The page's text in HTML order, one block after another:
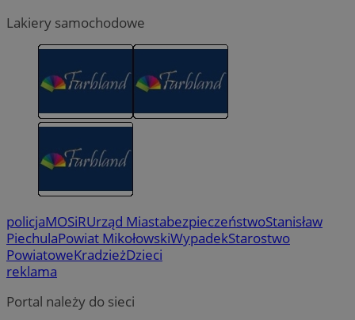
Lakiery samochodowe
policjaMOSiRUrząd MiastabezpieczeństwoStanisław
PiechulaPowiat MikołowskiWypadekStarostwo
PowiatoweKradzieżDzieci
reklama
Portal należy do sieci